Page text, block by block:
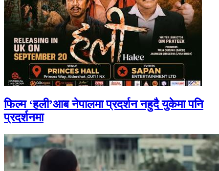
फिल्म ‘हली’आब नेपालमा प्रदर्शन नहुदै युकेमा पनि
प्रदर्शनमा